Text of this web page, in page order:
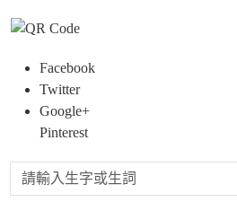
Facebook
Twitter
Google+
Pinterest
請輸入生字或生詞